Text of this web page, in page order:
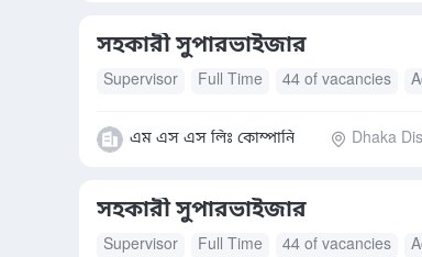
সহকারী সুপারভাইজার
Supervisor Full Time 44 of vacancies
এম এস এস লিঃ কোম্পানি Dhaka
সহকারী সুপারভাইজার
Supervisor Full Time 44 of vacancies